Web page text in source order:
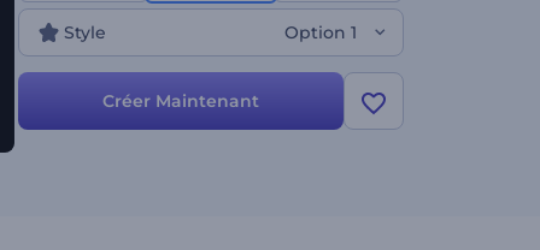
Style Option 1
Créer Maintenant